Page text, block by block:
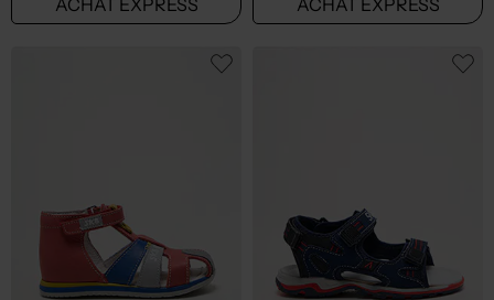
ACHAT EXPRESS ACHAT EXPRESS